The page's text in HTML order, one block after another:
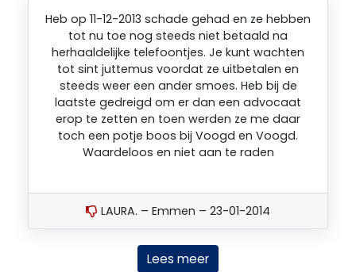
Heb op 11-12-2013 schade gehad en ze hebben
tot nu toe nog steeds niet betaald na
herhaaldelijke telefoontjes. Je kunt wachten
tot sint juttemus voordat ze uitbetalen en
steeds weer een ander smoes. Heb bij de
laatste gedreigd om er dan een advocaat
erop te zetten en toen werden ze me daar
toch een potje boos bij Voogd en Voogd.
Waardeloos en niet aan te raden
LAURA. – Emmen – 23-01-2014
Lees meer